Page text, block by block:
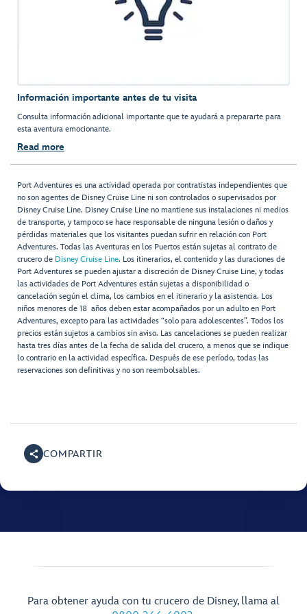
Información importante antes de tu visita
Consulta información adicional importante que te ayudará a prepararte para
esta aventura emocionante.
Read more
Port Adventures es una actividad operada por contratistas independientes que
no son agentes de Disney Cruise Line ni son controlados o supervisados por
Disney Cruise Line. Disney Cruise Line no mantiene sus instalaciones ni medios
de transporte, y tampoco se hace responsable de ninguna lesión o daños y
pérdidas materiales que los visitantes puedan sufrir en relación con Port
Adventures. Todas las Aventuras en los Puertos están sujetas al contrato de
crucero de Disney Cruise Line. Los itinerarios, el contenido y las duraciones de
Port Adventures se pueden ajustar a discreción de Disney Cruise Line, y todas
las actividades de Port Adventures están sujetas a disponibilidad o
cancelación según el clima, los cambios en el itinerario y la asistencia. Los
niños menores de 18 años deben estar acompañados por un adulto en Port
Adventures, excepto para las actividades “solo para adolescentes”. Todos los
precios están sujetos a cambios sin aviso. Las cancelaciones se pueden realizar
hasta tres días antes de la fecha de salida del crucero, a menos que se indique
lo contrario en la actividad específica. Después de ese período, todas las
reservaciones son definitivas y no son reembolsables.
COMPARTIR
Para obtener ayuda con tu crucero de Disney, llama al